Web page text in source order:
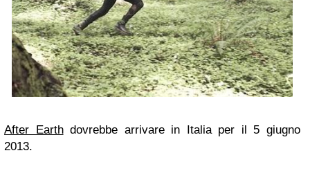
After Earthdovrebbe arrivare in Italia per il 5 giugno
2013.